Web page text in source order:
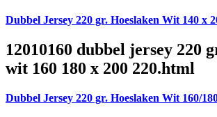
Dubbel Jersey 220 gr. Hoeslaken Wit 140 x
12010160 dubbel jersey 220
wit 160 180 x 200 220.html
Dubbel Jersey 220 gr. Hoeslaken Wit 160/